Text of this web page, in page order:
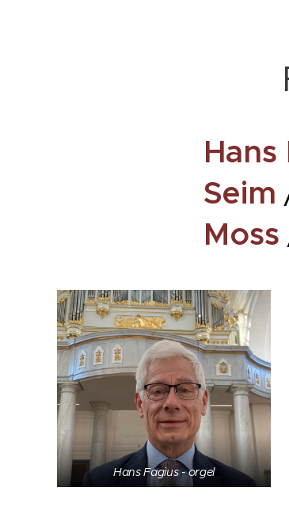
Hans
Seim
Moss
Hans Fagius - orgel